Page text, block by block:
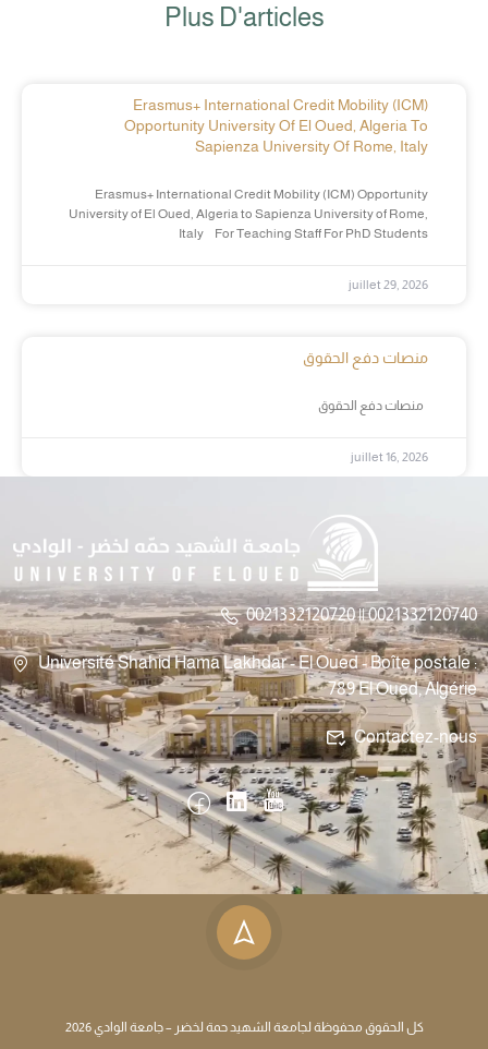
Plus D'articles
Erasmus+ International Credit Mobility (ICM)
Opportunity University Of El Oued, Algeria To
Sapienza University Of Rome, Italy
Erasmus+ International Credit Mobility (ICM) Opportunity
University of El Oued, Algeria to Sapienza University of Rome,
Italy For Teaching Staff For PhD Students
juillet 29, 2026
منصات دفع الحقوق
juillet 16, 2026
0021332120720 || 0021332120740
Université Shahid Hama Lakhdar - El Oued - Boîte postale :
789 El Oued, Algérie
Contactez-nous
كل الحقوق محفوظة لجامعة الشهيد حمة لخضر – جامعة الوادي 2026